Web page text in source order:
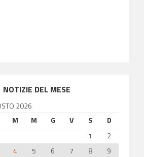
NOTIZIE DEL MESE
2026
M M G V S
D
1
2
4 5 6 7 8
9